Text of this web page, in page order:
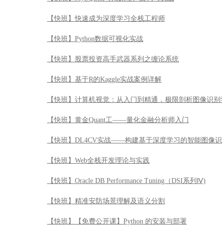
【快班】快速成为深度学习全栈工程师
【快班】Python数据可视化实战
【快班】股票投资高手武器系列之缠论系统
【快班】基于R的Kaggle实战案例详解
【快班】计算机视觉：从入门到精通，极限剖析图像识
【快班】黄金Quant工——量化金融分析师入门
【快班】DL4CV实战——构建基于深度学习的智能图像
【快班】Web全栈开发理论与实践
【快班】Oracle DB Performance Tuning（DSI系列Ⅳ)
【快班】精准安防场景理解及语义分割
【快班】【免费公开课】Python 的安装与部署